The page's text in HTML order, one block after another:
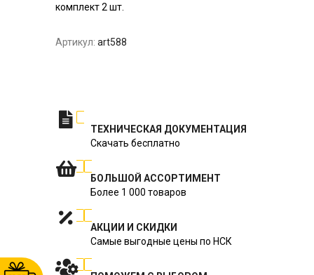
комплект 2 шт.
Артикул: art588
ТЕХНИЧЕСКАЯ ДОКУМЕНТАЦИЯ
Скачать бесплатно
БОЛЬШОЙ АССОРТИМЕНТ
Более 1 000 товаров
АКЦИИ И СКИДКИ
Самые выгодные цены по НСК